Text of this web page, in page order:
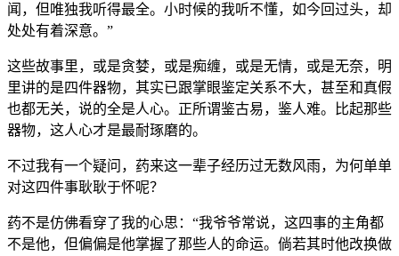
闻，但唯独我听得最全。小时候的我听不懂，如今回过头，却
处处有着深意。”
这些故事里，或是贪婪，或是痴缠，或是无情，或是无奈，明
里讲的是四件器物，其实已跟掌眼鉴定关系不大，甚至和真假
也都无关，说的全是人心。正所谓鉴古易，鉴人难。比起那些
器物，这人心才是最耐琢磨的。
不过我有一个疑问，药来这一辈子经历过无数风雨，为何单单
对这四件事耿耿于怀呢？
药不是仿佛看穿了我的心思：“我爷爷常说，这四事的主角都
不是他，但偏偏是他掌握了那些人的命运。倘若其时他改换做